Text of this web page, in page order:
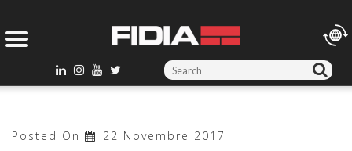
S
e
c
Posted On 22 Novembre 2017